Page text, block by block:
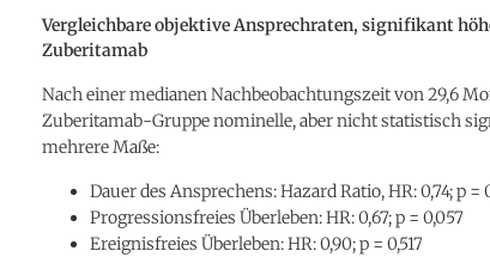
Vergleichbare objektive Ansprechraten, signifikant
Zuberitamab
Nach einer medianen Nachbeobachtungszeit von 29,6
Zuberitamab-Gruppe nominelle, aber nicht statistisch
mehrere Maße:
Dauer des Ansprechens: Hazard Ratio, HR: 0,74; p =
Progressionsfreies Überleben: HR: 0,67; p = 0,057
Ereignisfreies Überleben: HR: 0,90; p = 0,517